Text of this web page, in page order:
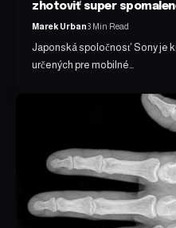
zhotoviť super
Marek Urban3 Min Read
Japonská spoločnosť Sony je
určených pre mobilné…